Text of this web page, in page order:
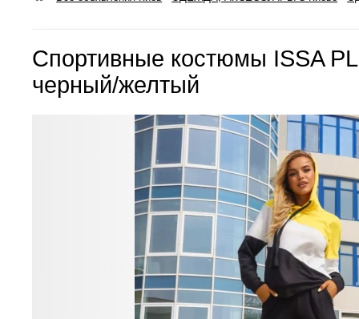
Спортивные костюмы ISSA
черный/желтый